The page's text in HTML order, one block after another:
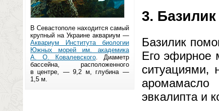
В Севастополе находится самый
крупный на Украине аквариум —
Аквариум Института биологии
Южных морей им. академика
А. О. Ковалевского. Диаметр
бассейна, расположенного
в центре, — 9,2 м, глубина —
1,5 м.
3. Базилик
Базилик
Его эфирное
ситуациями,
эвкалипта и